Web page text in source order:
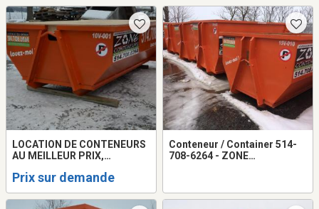
fabriquant.
CONTAINER / BIN / RENTAL
LOCATION DE CONTENEURS
AU MEILLEUR PRIX,
Conteneur 10 à 20 verges
Prix sur demande
Conteneur / Container 514-
708-6264 - ZONE